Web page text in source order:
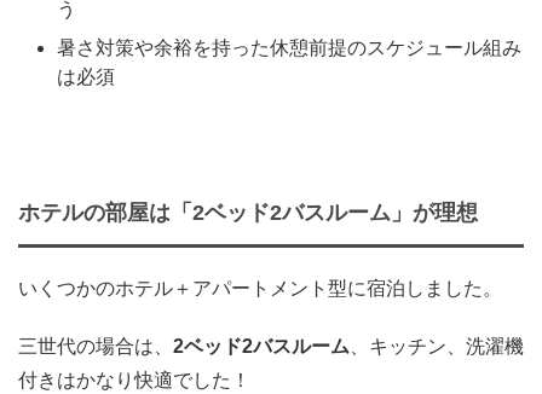
う
暑さ対策や余裕を持った休憩前提のスケジュール組み
は必須
ホテルの部屋は「2ベッド2バスルーム」が理想
いくつかのホテル＋アパートメント型に宿泊しました。
三世代の場合は、 2ベッド2バスルーム 、キッチン、洗濯機
付きはかなり快適でした！